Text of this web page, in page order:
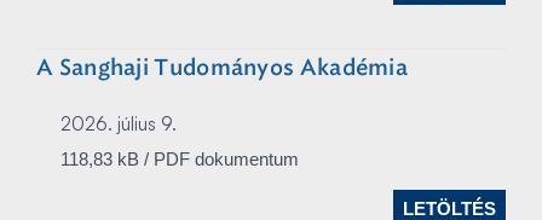
A Sanghaji Tudományos Akadémia
2026. július 9.
118,83 kB / PDF dokumentum
LETÖLTÉS